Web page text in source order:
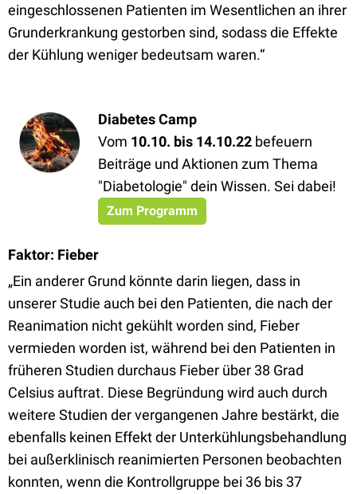
eingeschlossenen Patienten im Wesentlichen an ihrer
Grunderkrankung gestorben sind, sodass die Effekte
der Kühlung weniger bedeutsam waren.“
Diabetes Camp
Vom 10.10. bis 14.10.22 befeuern
Beiträge und Aktionen zum Thema
"Diabetologie" dein Wissen. Sei dabei!
Zum Programm
Faktor: Fieber
„Ein anderer Grund könnte darin liegen, dass in
unserer Studie auch bei den Patienten, die nach der
Reanimation nicht gekühlt worden sind, Fieber
vermieden worden ist, während bei den Patienten in
früheren Studien durchaus Fieber über 38 Grad
Celsius auftrat. Diese Begründung wird auch durch
weitere Studien der vergangenen Jahre bestärkt, die
ebenfalls keinen Effekt der Unterkühlungsbehandlung
bei außerklinisch reanimierten Personen beobachten
konnten, wenn die Kontrollgruppe bei 36 bis 37